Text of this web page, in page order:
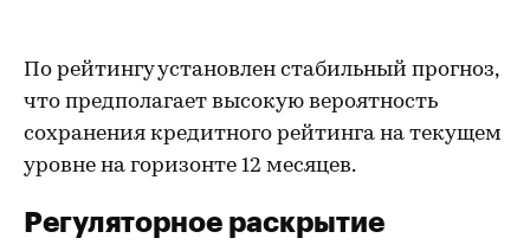
По рейтингу установлен стабильный прогноз,
что предполагает высокую вероятность
сохранения кредитного рейтинга на текущем
уровне на горизонте 12 месяцев.
Регуляторное раскрытие